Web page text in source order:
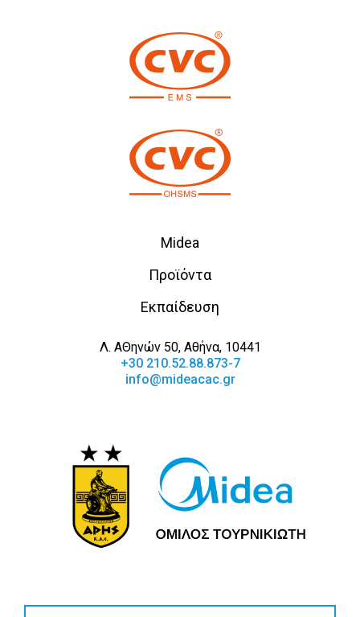
Midea
Προϊόντα
Εκπαίδευση
Λ. ΑΘηνών 50, Αθήνα, 10441
+30 210.52.88.873-7
info@mideacac.gr